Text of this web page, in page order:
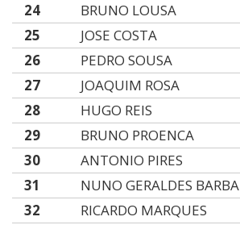
24
BRUNO LOUSA
25
JOSE COSTA
26
PEDRO SOUSA
27
JOAQUIM ROSA
28
HUGO REIS
29
BRUNO PROENCA
30
ANTONIO PIRES
31
NUNO GERALDES BARBA
32
RICARDO MARQUES